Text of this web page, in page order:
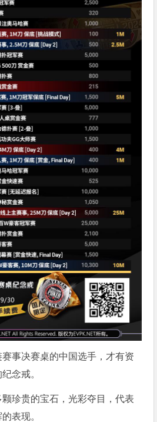
事决赛桌的中国选手，才有资
念戒。
珍贵的宝石，光彩夺目，代表
表现。